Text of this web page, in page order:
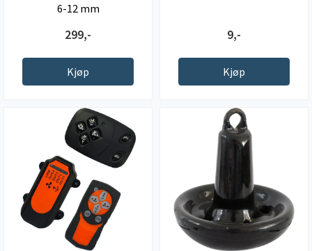
6-12 mm
299,-
Kjøp
9,-
Kjøp